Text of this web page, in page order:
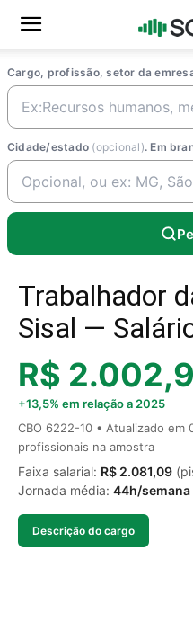
Cargo, profissão, setor da
Cidade/estado (opcional). Em
Trabalhador
Sisal —
R$
+13,5% em relação a 2025
CBO 6222-10 • Atualizado em
profissionais na amostra
Faixa salarial: R$ 2.081,09
Jornada média: 44h/semana
Descrição do cargo